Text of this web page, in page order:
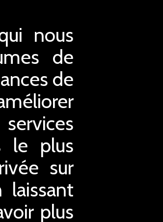
nous
de
de
le plus
sur
plus